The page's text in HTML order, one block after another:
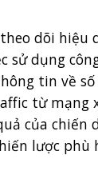
dõi hiệu
sử dụng
tin về
từ mạng
của chiến
lược phù